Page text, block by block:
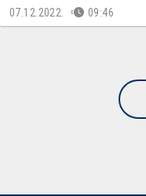
07.12.2022. 09:46